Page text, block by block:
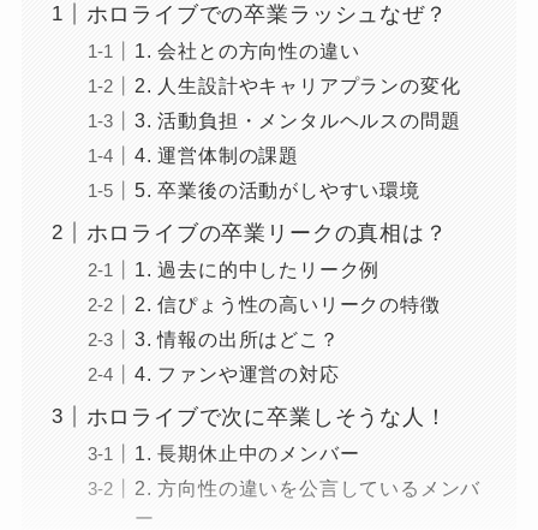
ホロライブでの卒業ラッシュなぜ？
1. 会社との方向性の違い
2. 人生設計やキャリアプランの変化
3. 活動負担・メンタルヘルスの問題
4. 運営体制の課題
5. 卒業後の活動がしやすい環境
ホロライブの卒業リークの真相は？
1. 過去に的中したリーク例
2. 信ぴょう性の高いリークの特徴
3. 情報の出所はどこ？
4. ファンや運営の対応
ホロライブで次に卒業しそうな人！
1. 長期休止中のメンバー
2. 方向性の違いを公言しているメンバ
ー